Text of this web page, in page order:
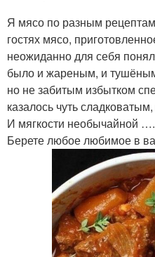
Я мясо по разным
гостях мясо,
неожиданно для себя
было и жареным, и
но не забитым избытком
казалось чуть
И мягкости необычайной ….
Берете любое любимое в